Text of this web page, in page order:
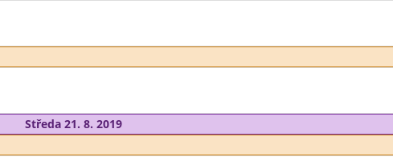
Středa 21. 8. 2019